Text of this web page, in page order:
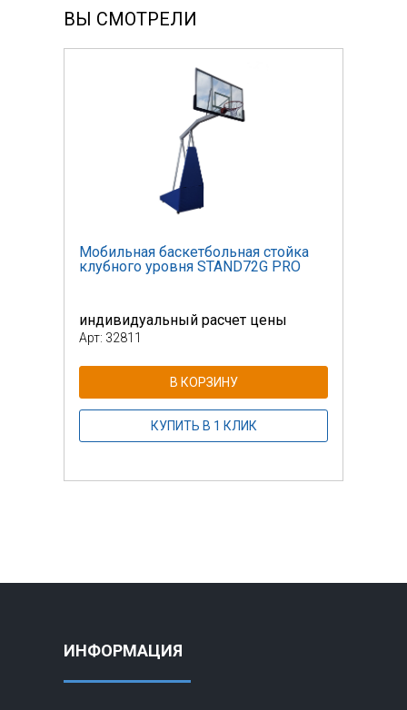
ВЫ СМОТРЕЛИ
Мобильная баскетбольная стойка
клубного уровня STAND72G PRO
индивидуальный расчет цены
Арт: 32811
В КОРЗИНУ
КУПИТЬ В 1 КЛИК
ИНФОРМАЦИЯ